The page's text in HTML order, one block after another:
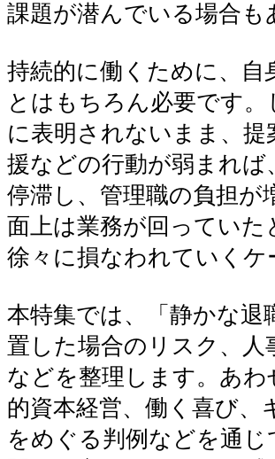
課題が潜んでいる場合も
持続的に働くために、
とはもちろん必要です
に表明されないまま、
援などの行動が弱まれ
停滞し、管理職の負担
面上は業務が回ってい
徐々に損なわれていく
本特集では、「静かな退
置した場合のリスク、
などを整理します。あ
的資本経営、働く喜び、
をめぐる判例などを通